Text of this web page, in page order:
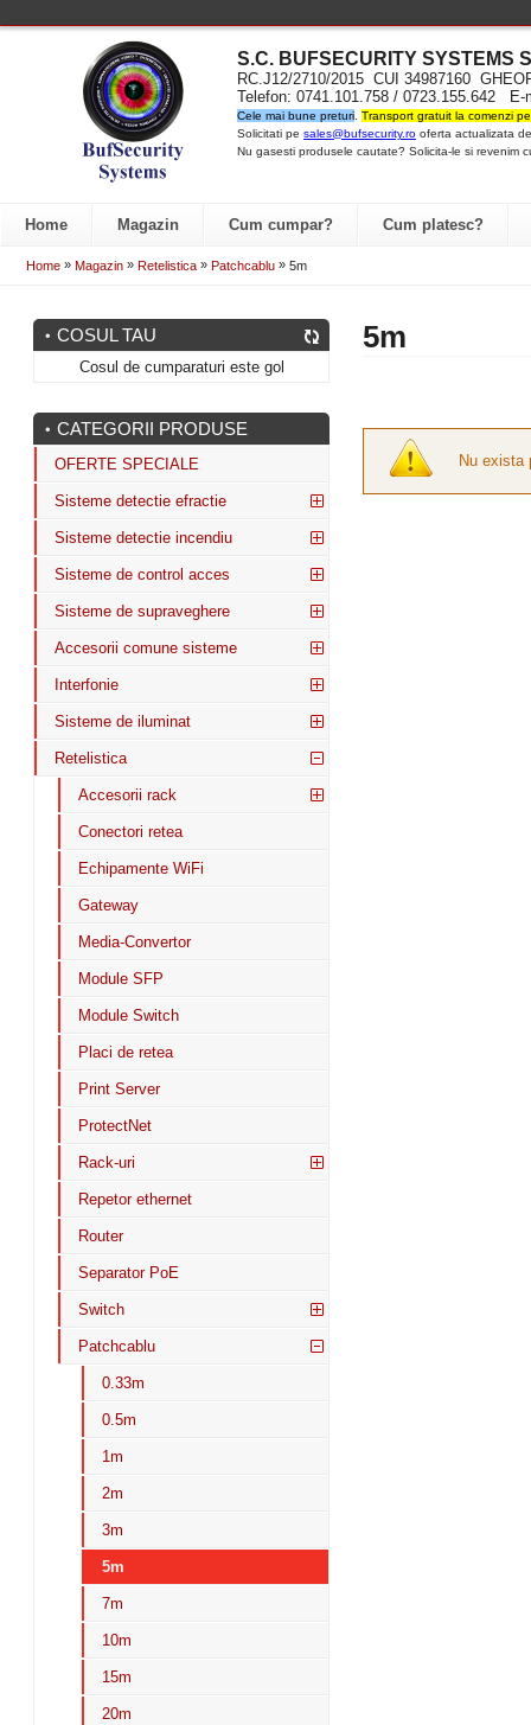
S.C. BUFSECURITY SYSTEMS
RC.J12/2710/2015 CUI 34987160
Telefon: 0741.101.758 / 0723.155.642
Cele mai bune preturi Transport gratuit la comenzi
Solicitati pe sales@bufsecurity.ro oferta actualizata
Nu gasesti produsele cautate? Solicita-le si revenim
Home Magazin Cum cumpar? Cum platesc?
Home » Magazin » Retelistica » Patchcablu » 5m
5m
Nu exista
COSUL TAU
Cosul de cumparaturi este gol
CATEGORII PRODUSE
OFERTE SPECIALE
Sisteme detectie efractie
Sisteme detectie incendiu
Sisteme de control acces
Sisteme de supraveghere
Accesorii comune sisteme
Interfonie
Sisteme de iluminat
Retelistica
Accesorii rack
Conectori retea
Echipamente WiFi
Gateway
Media-Convertor
Module SFP
Module Switch
Placi de retea
Print Server
ProtectNet
Rack-uri
Repetor ethernet
Router
Separator PoE
Switch
Patchcablu
0.33m
0.5m
1m
2m
3m
5m
7m
10m
15m
20m